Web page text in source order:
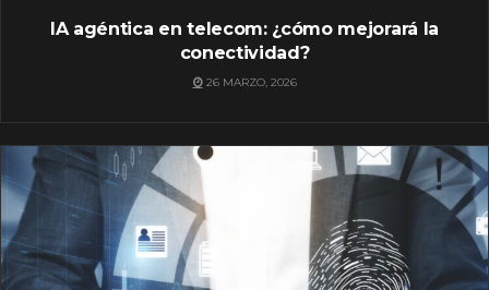
IA agéntica en telecom: ¿cómo mejorará la
conectividad?
26 MARZO, 2026